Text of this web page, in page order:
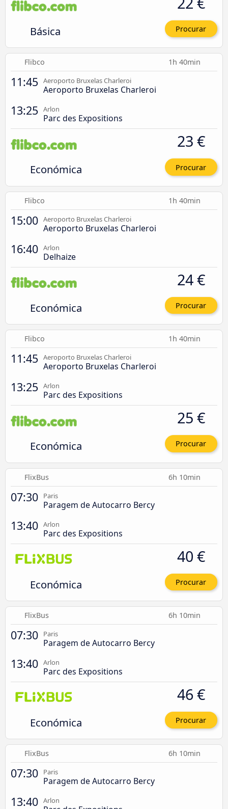
Básica Procurar
Flibco 1h 40min
11:45 Aeroporto Bruxelas Charleroi
Aeroporto Bruxelas Charleroi
13:25 Arlon
Parc des Expositions
Económica
23 €
Procurar
Flibco 1h 40min
15:00 Aeroporto Bruxelas Charleroi
Aeroporto Bruxelas Charleroi
16:40 Arlon
Delhaize
Económica
24 €
Procurar
Flibco 1h 40min
11:45 Aeroporto Bruxelas Charleroi
Aeroporto Bruxelas Charleroi
13:25 Arlon
Parc des Expositions
Económica
25 €
Procurar
FlixBus 6h 10min
07:30 Paris
Paragem de Autocarro Bercy
13:40 Arlon
Parc des Expositions
Económica
40 €
Procurar
FlixBus 6h 10min
07:30 Paris
Paragem de Autocarro Bercy
13:40 Arlon
Parc des Expositions
Económica
46 €
Procurar
FlixBus 6h 10min
07:30 Paris
Paragem de Autocarro Bercy
13:40 Arlon